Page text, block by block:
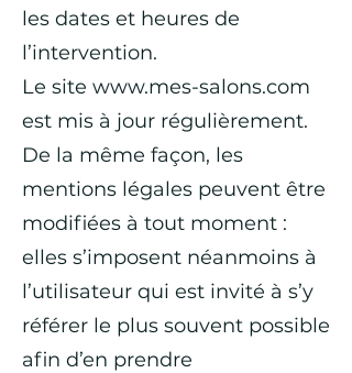
les dates et heures de
l’intervention.
Le site www.mes-salons.com
est mis à jour régulièrement.
De la même façon, les
mentions légales peuvent être
modifiées à tout moment :
elles s’imposent néanmoins à
l’utilisateur qui est invité à s’y
référer le plus souvent possible
afin d’en prendre